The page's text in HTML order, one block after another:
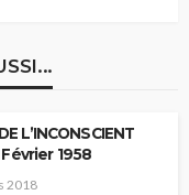
L’INCONSCIENT
1958
2018